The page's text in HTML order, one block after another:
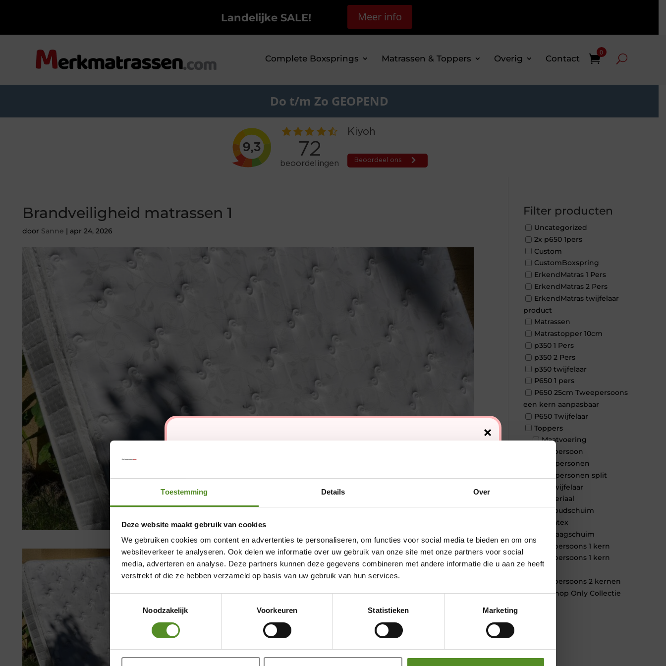
Toestemming Details Over
Deze website maakt gebruik van cookies
We gebruiken cookies om content en advertenties te personaliseren, om functies voor social media te bieden en om ons
websiteverkeer te analyseren. Ook delen we informatie over uw gebruik van onze site met onze partners voor social
media, adverteren en analyse. Deze partners kunnen deze gegevens combineren met andere informatie die u aan ze heeft
verstrekt of die ze hebben verzameld op basis van uw gebruik van hun services.
Noodzakelijk
Voorkeuren Statistieken Marketing
Landelijke SALE! Meer info
Complete Boxsprings Matrassen & Toppers Overig Contact
0
Do t/m Zo GEOPEND
Brandveiligheid matrassen 1
door Sanne | apr 24, 2026
Filter producten
Uncategorized
2x p650 1pers
Custom
CustomBoxspring
ErkendMatras 1 Pers
ErkendMatras 2 Pers
ErkendMatras twijfelaar
product
Matrassen
Matrastopper 10cm
p350 1 Pers
p350 2 Pers
p350 twijfelaar
P650 1 pers
P650 25cm Tweepersoons
een kern aanpasbaar
P650 Twijfelaar
Toppers
Maatvoering
1 persoon
2 personen
2 personen split
Twijfelaar
Materiaal
Koudschuim
Latex
Traagschuim
Tweepersoons 1 kern
Tweepersoons 1 kern
product
Tweepersoons 2 kernen
Webshop Only Collectie
Showroom Breda
Donderdag 12:00 – 17:00
Vrijdag 12:00 – 17:00
Zaterdag 12:00 – 17:00
×